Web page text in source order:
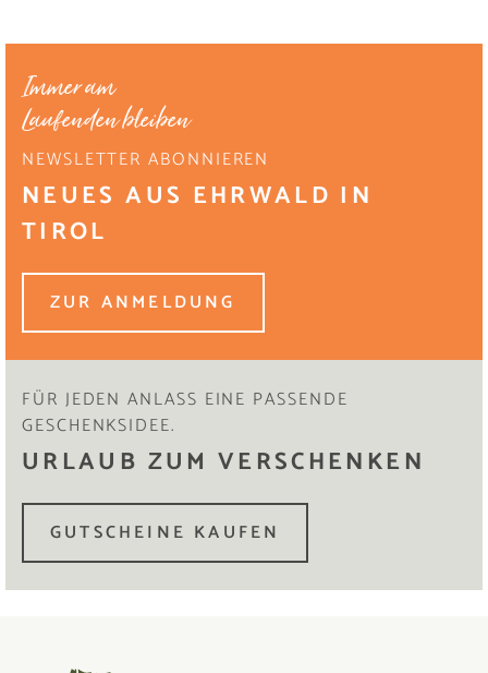
Immer am
Laufenden bleiben
NEWSLETTER ABONNIEREN
NEUES AUS EHRWALD IN
TIROL
ZUR ANMELDUNG
FÜR JEDEN ANLASS EINE PASSENDE
GESCHENKSIDEE.
URLAUB ZUM VERSCHENKEN
GUTSCHEINE KAUFEN